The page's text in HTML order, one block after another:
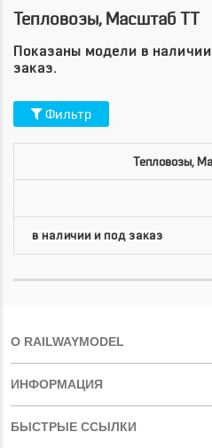
Тепловозы, Масштаб TT
Показаны модели в
заказ.
Фильтр
Тепловозы,
О RAILWAYMODEL
ИНФОРМАЦИЯ
БЫСТРЫЕ ССЫЛКИ